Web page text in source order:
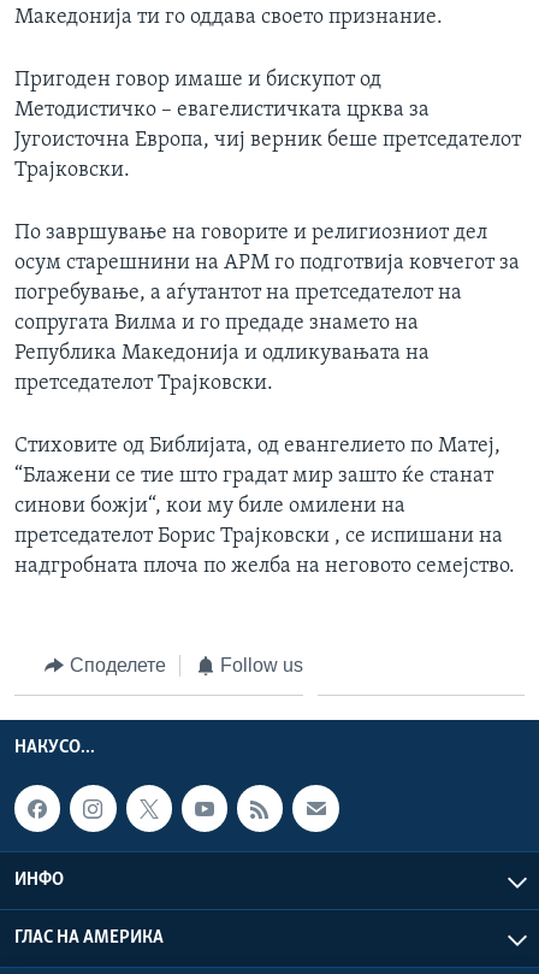
Македонија ти го оддава своето признание.
Пригоден говор имаше и бискупот од
Методистичко – евагелистичката црква за
Југоисточна Европа, чиј верник беше претседателот
Трајковски.
По завршување на говорите и религиозниот дел
осум старешнини на АРМ го подготвија ковчегот за
погребување, а аѓутантот на претседателот на
сопругата Вилма и го предаде знамето на
Република Македонија и одликувањата на
претседателот Трајковски.
Стиховите од Библијата, од евангелието по Матеј,
“Блажени се тие што градат мир зашто ќе станат
синови божји“, кои му биле омилени на
претседателот Борис Трајковски , се испишани на
надгробната плоча по желба на неговото семејство.
Споделете Follow us
НАКУСО...
ИНФО
ГЛАС НА АМЕРИКА